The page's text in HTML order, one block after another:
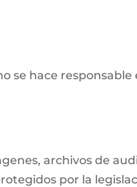
se hace responsable
archivos de
por la